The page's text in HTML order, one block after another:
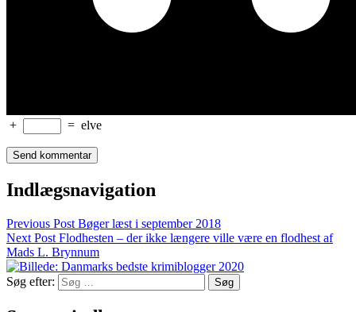
+ = elve
Indlægsnavigation
Previous Post Bøger læst i september 2018
Next Post Flodhesten – der ikke længere ville være en flodhest af
Mads L. Brynnum
Søg efter: